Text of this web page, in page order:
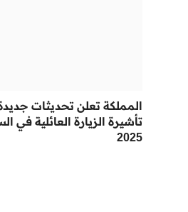
المملكة تعلن تحديثات
تأشيرة الزيارة العائلية في
2025